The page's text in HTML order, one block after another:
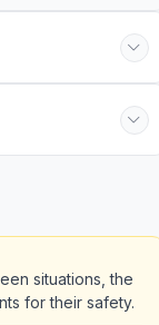
situations, the
for their safety.